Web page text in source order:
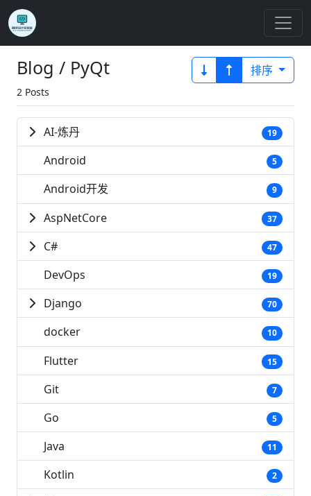
Blog / PyQt
2 Posts
排序
AI-炼丹 19
Android 5
Android开发 9
AspNetCore 37
C# 47
DevOps 19
Django 70
docker 10
Flutter 15
Git 7
Go 5
Java 11
Kotlin 2